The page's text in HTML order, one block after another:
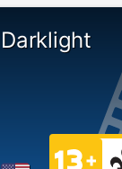
Darklight